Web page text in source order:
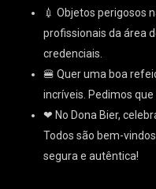
💉 Objetos perigosos
profissionais da área
credenciais.
🍔 Quer uma boa
incríveis. Pedimos
❤ No Dona Bier,
Todos são bem-
segura e autêntica!